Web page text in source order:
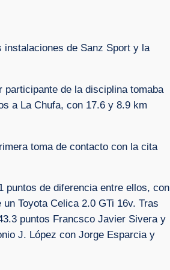
de Sanz Sport y la
participante de la disciplina tomaba
a La Chufa, con 17.6 y 8.9 km
toma de contacto con la cita
puntos de diferencia entre ellos, con
Toyota Celica 2.0 GTi 16v. Tras
puntos Francsco Javier Sivera y
J. López con Jorge Esparcia y